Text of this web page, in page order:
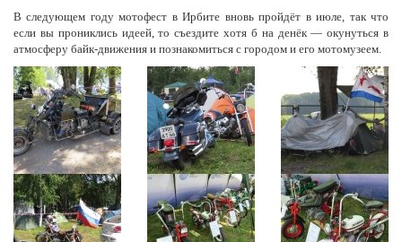
В следующем году мотофест в Ирбите вновь пройдёт в июле, так что
если вы прониклись идеей, то съездите хотя б на денёк — окунуться в
атмосферу байк-движения и познакомиться с городом и его мотомузеем.